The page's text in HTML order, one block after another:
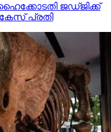
ജഡ്ജിക്ക്
കേസ് പ്രതി